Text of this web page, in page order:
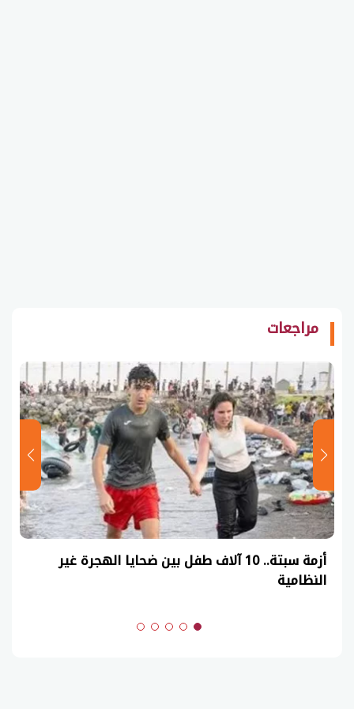
مراجعات
أزمة سبتة.. 10 آلاف طفل بين ضحايا الهجرة غير
النظامية